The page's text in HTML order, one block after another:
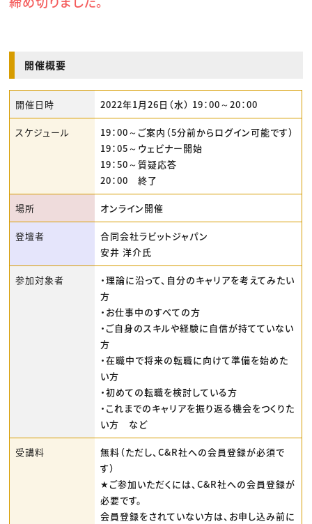
開催概要
開催日時 2022年1月26日（水） 19：00～20：00
スケジュール
19：00～ご案内（5分前からログイン可能です）
19：05～ウェビナー開始
19：50～質疑応答
20：00 終了
場所 オンライン開催
登壇者
合同会社ラビットジャパン
安井 洋介氏
参加対象者
・理論に沿って、自分のキャリアを考えてみたい
方
・お仕事中のすべての方
・ご自身のスキルや経験に自信が持てていない
方
・在職中で将来の転職に向けて準備を始めた
い方
・初めての転職を検討している方
・これまでのキャリアを振り返る機会をつくりた
い方 など
受講料
無料（ただし、C&R社への会員登録が必須で
す）
★ご参加いただくには、C&R社への会員登録が
必要です。
会員登録をされていない方は、お申し込み前に